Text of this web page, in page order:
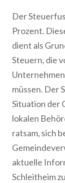
Der
Prozent.
dient als
Steuern, die
müssen. Der
Situation der
lokalen
ratsam, sich
aktuelle
Schleitheim